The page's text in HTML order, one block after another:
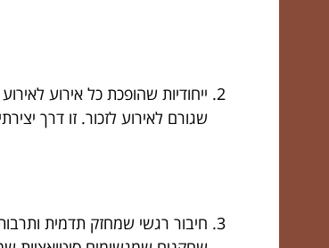
ייחודיות שהופכת כל אירוע
שגורם לאירוע לזכור. זו דרך
חיבור רגשי שמחזק תדמית